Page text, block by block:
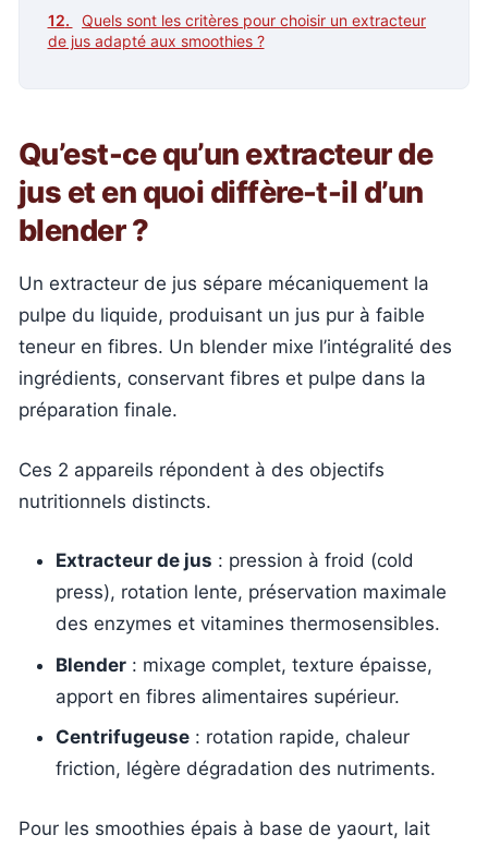
Quels sont les critères pour choisir un extracteur
de jus adapté aux smoothies ?
Qu’est-ce qu’un extracteur de
jus et en quoi diffère-t-il d’un
blender ?
Un extracteur de jus sépare mécaniquement la
pulpe du liquide, produisant un jus pur à faible
teneur en fibres. Un blender mixe l’intégralité des
ingrédients, conservant fibres et pulpe dans la
préparation finale.
Ces 2 appareils répondent à des objectifs
nutritionnels distincts.
Extracteur de jus : pression à froid (cold
press), rotation lente, préservation maximale
des enzymes et vitamines thermosensibles.
Blender : mixage complet, texture épaisse,
apport en fibres alimentaires supérieur.
Centrifugeuse : rotation rapide, chaleur
friction, légère dégradation des nutriments.
Pour les smoothies épais à base de yaourt, lait